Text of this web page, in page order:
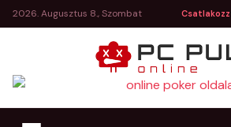
2026. Augusztus 8., Szombat